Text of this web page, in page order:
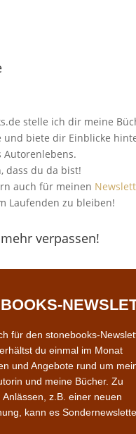
stelle ich dir meine
und biete dir Einblicke
Autorenlebens.
dass du da bist!
auch für meinen
Laufenden zu bleiben!
verpassen!
für den stonebooks-
du einmal im Monat
und Angebote rund um
und meine Bücher. Zu
Anlässen, z.B. einer neuen
kann es